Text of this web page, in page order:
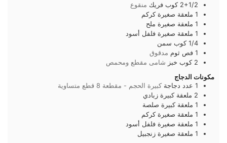
2+1/2 كوب فريك منقوع
1 ملعقة صغيرةكركم
1 ملعقة صغيرة ملح
1 ملعقة صغيرة فلفل أسود
1/4 كوب سمن
1 فص ثوم مدقوق
2 كوب خبز شامى مقطع ومحمص
مكونات الدجاج
1 عدد دجاجة كبيرة الحجم - مقطعة 8 قطع متساوية
2 ملعقة كبيرة زبادي
1 ملعقة كبيرة صلصة
1 ملعقة صغيرةكركم
1 ملعقة صغيرة فلفل أسود
1 ملعقة صغيرة زنجبيل